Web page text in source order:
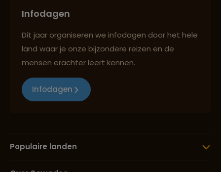
Infodagen
Dit jaar organiseren we infodagen door het hele
land waar je onze bijzondere reizen en de
mensen erachter leert kennen.
Infodagen
Populaire landen